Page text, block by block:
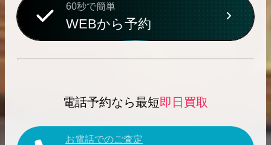
60秒で簡単
WEBから予約
電話予約なら最短即日買取
お電話でのご査定